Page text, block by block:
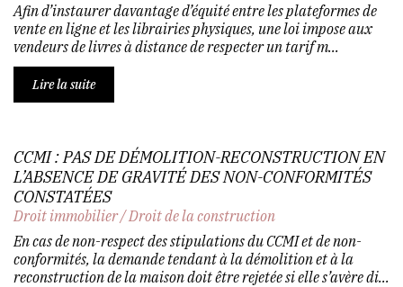
Afin d’instaurer davantage d’équité entre les plateformes de
vente en ligne et les librairies physiques, une loi impose aux
vendeurs de livres à distance de respecter un tarif m...
Lire la suite
CCMI : PAS DE DÉMOLITION-RECONSTRUCTION EN
L’ABSENCE DE GRAVITÉ DES NON-CONFORMITÉS
CONSTATÉES
Droit immobilier/Droit de la construction
En cas de non-respect des stipulations du CCMI et de non-
conformités, la demande tendant à la démolition et à la
reconstruction de la maison doit être rejetée si elle s’avère di...